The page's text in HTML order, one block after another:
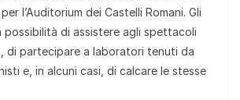
per l’Auditorium dei Castelli Romani. Gli
possibilità di assistere agli spettacoli
di partecipare a laboratori tenuti da
e, in alcuni casi, di calcare le stesse